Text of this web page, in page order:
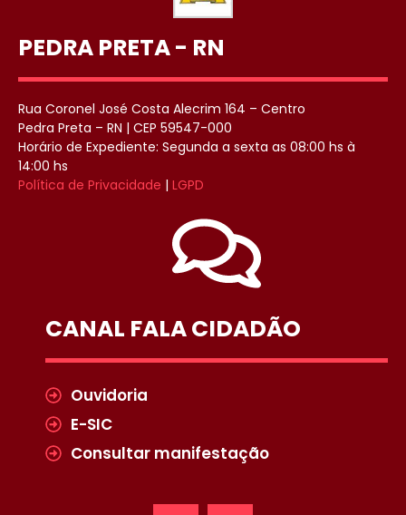
PEDRA PRETA - RN
Rua Coronel José Costa Alecrim 164 – Centro
Pedra Preta – RN | CEP 59547-000
Horário de Expediente: Segunda a sexta as 08:00 hs à
14:00 hs
Política de Privacidade | LGPD
CANAL FALA CIDADÃO
Ouvidoria
E-SIC
Consultar manifestação